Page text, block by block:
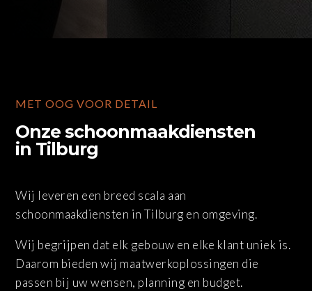
MET OOG VOOR DETAIL
Onze schoonmaakdiensten
in Tilburg
Wij leveren een breed scala aan
schoonmaakdiensten in Tilburg en omgeving.
Wij begrijpen dat elk gebouw en elke klant uniek is.
Daarom bieden wij maatwerkoplossingen die
passen bij uw wensen, planning en budget.